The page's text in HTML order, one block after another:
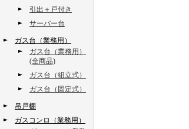
引出＋戸付き
サーバー台
ガス台（業務用）
ガス台（業務用）
(全商品)
ガス台（組立式）
ガス台（固定式）
吊戸棚
ガスコンロ（業務用）